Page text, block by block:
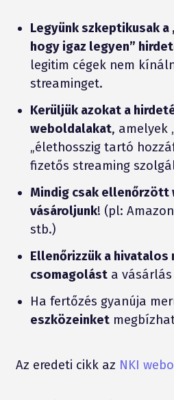
Legyünk szkeptikusak a
hogy igaz legyen”
legitim cégek nem
streaminget.
Kerüljük azokat a
weboldalakat, amelyek
„élethosszig tartó
fizetős streaming
Mindig csak ellenőrzött
vásároljunk! (pl:
stb.)
Ellenőrizzük a hivatalos
csomagolást a
Ha fertőzés gyanúja
eszközeinket
Az eredeti cikk az NKI